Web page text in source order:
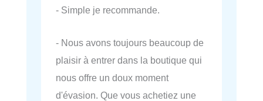
- Simple je recommande.
- Nous avons toujours beaucoup de
plaisir à entrer dans la boutique qui
nous offre un doux moment
d'évasion. Que vous achetiez une